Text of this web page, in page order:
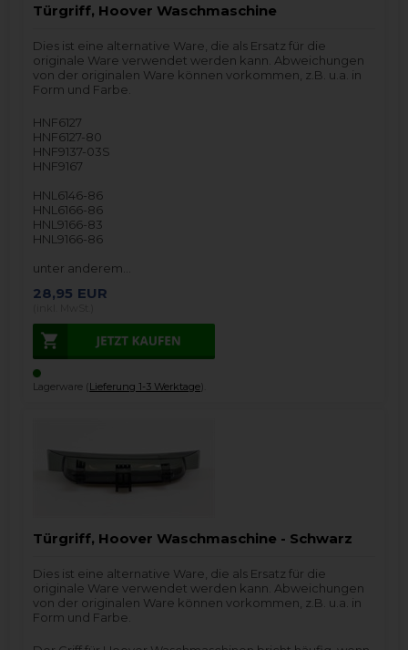
Türgriff, Hoover Waschmaschine
Dies ist eine alternative Ware, die als Ersatz für die
originale Ware verwendet werden kann. Abweichungen
von der originalen Ware können vorkommen, z.B. u.a. in
Form und Farbe.
HNF6127
HNF6127-80
HNF9137-03S
HNF9167
HNL6146-86
HNL6166-86
HNL9166-83
HNL9166-86
unter anderem…
28,95 EUR
Lagerware (Lieferung 1-3 Werktage).
Türgriff, Hoover Waschmaschine - Schwarz
Dies ist eine alternative Ware, die als Ersatz für die
originale Ware verwendet werden kann. Abweichungen
von der originalen Ware können vorkommen, z.B. u.a. in
Form und Farbe.